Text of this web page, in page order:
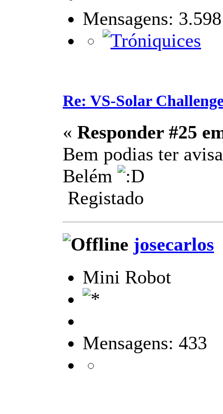
Mensagens: 3.598
Re: VS-Solar
« Responder #25
Bem podias ter
Belém
Registado
josecarlos
Mini Robot
Mensagens: 433